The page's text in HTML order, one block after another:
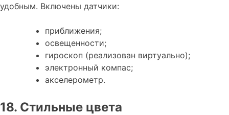
удобным. Включены датчики:
приближения;
освещенности;
гироскоп (реализован виртуально);
электронный компас;
акселерометр.
18. Стильные цвета